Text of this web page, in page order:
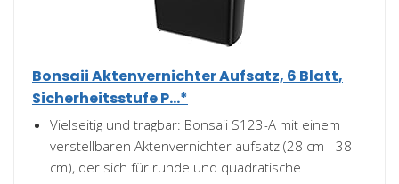
Bonsaii Aktenvernichter Aufsatz, 6 Blatt,
Sicherheitsstufe P...*
Vielseitig und tragbar: Bonsaii S123-A mit einem
verstellbaren Aktenvernichter aufsatz (28 cm - 38
cm), der sich für runde und quadratische